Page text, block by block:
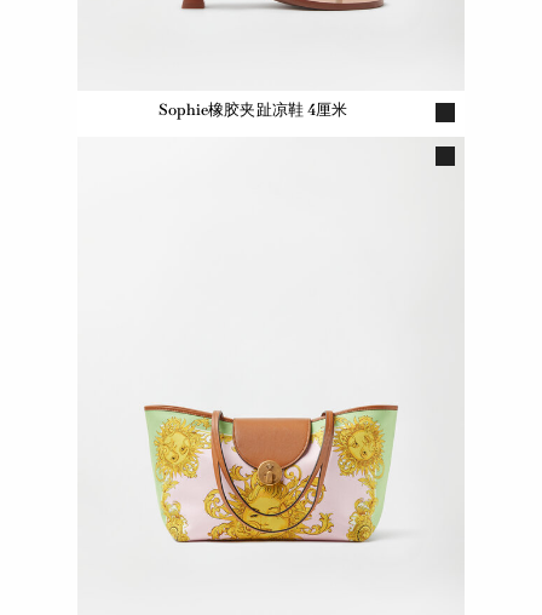
Sophie橡胶夹趾凉鞋 4厘米